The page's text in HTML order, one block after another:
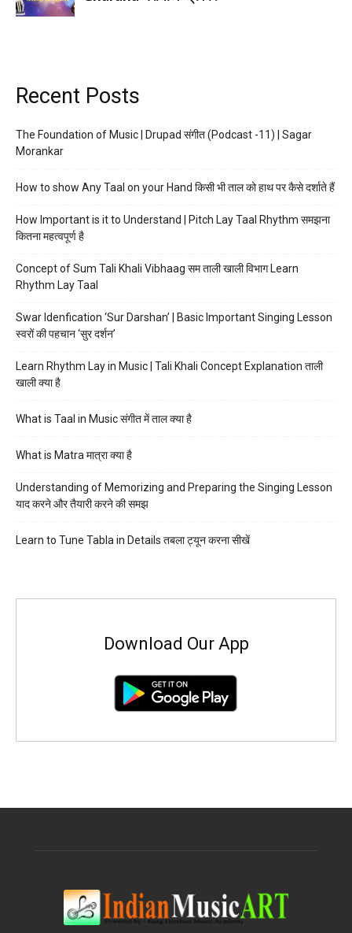
Recent Posts
The Foundation of Music | Drupad संगीत (Podcast -11) | Sagar
Morankar
How to show Any Taal on your Hand किसी भी ताल को हाथ पर कैसे दर्शाते हैं
How Important is it to Understand | Pitch Lay Taal Rhythm समझना
कितना महत्वपूर्ण है
Concept of Sum Tali Khali Vibhaag सम ताली खाली विभाग Learn
Rhythm Lay Taal
Swar Idenfication ‘Sur Darshan’ | Basic Important Singing Lesson
स्वरों की पहचान ‘सुर दर्शन’
Learn Rhythm Lay in Music | Tali Khali Concept Explanation ताली
खाली क्या है
What is Taal in Music संगीत में ताल क्या है
What is Matra मात्रा क्या है
Understanding of Memorizing and Preparing the Singing Lesson
याद करने और तैयारी करने की समझ
Learn to Tune Tabla in Details तबला ट्यून करना सीखें
Download Our App